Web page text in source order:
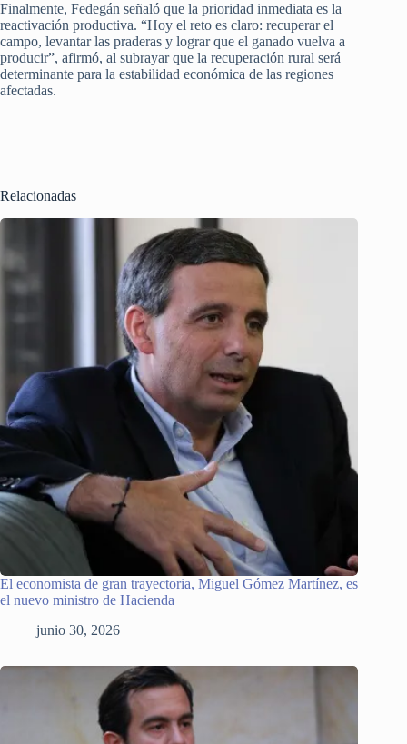
Finalmente, Fedegán señaló que la prioridad inmediata es la
reactivación productiva. “Hoy el reto es claro: recuperar el
campo, levantar las praderas y lograr que el ganado vuelva a
producir”, afirmó, al subrayar que la recuperación rural será
determinante para la estabilidad económica de las regiones
afectadas.
Relacionadas
El economista de gran trayectoria, Miguel Gómez Martínez, es
el nuevo ministro de Hacienda
junio 30, 2026